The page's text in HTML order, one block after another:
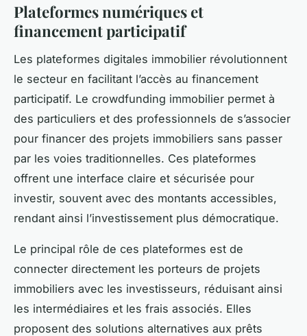
Plateformes numériques et
financement participatif
Les plateformes digitales immobilier révolutionnent
le secteur en facilitant l’accès au financement
participatif. Le crowdfunding immobilier permet à
des particuliers et des professionnels de s’associer
pour financer des projets immobiliers sans passer
par les voies traditionnelles. Ces plateformes
offrent une interface claire et sécurisée pour
investir, souvent avec des montants accessibles,
rendant ainsi l’investissement plus démocratique.
Le principal rôle de ces plateformes est de
connecter directement les porteurs de projets
immobiliers avec les investisseurs, réduisant ainsi
les intermédiaires et les frais associés. Elles
proposent des solutions alternatives aux prêts